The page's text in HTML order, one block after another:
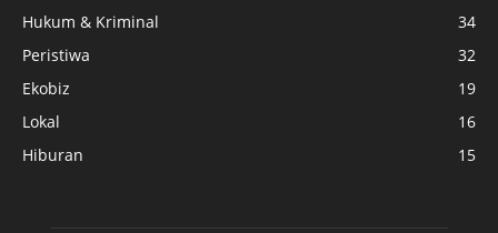
Hukum & Kriminal
34
Peristiwa
32
Ekobiz
19
Lokal
16
Hiburan
15